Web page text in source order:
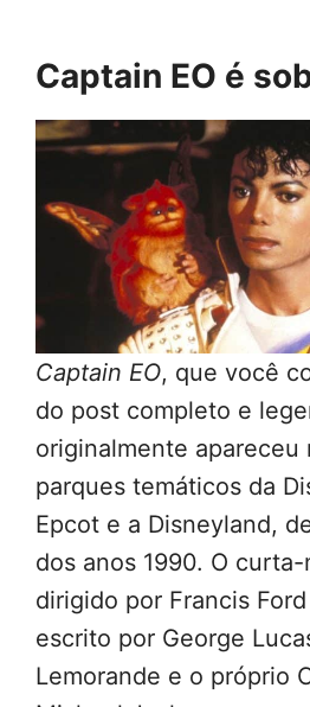
Captain EO é
Captain EO, que você
do post completo e
originalmente apareceu
parques temáticos da
Epcot e a Disneyland,
dos anos 1990. O
dirigido por Francis
escrito por George
Lemorande e o próprio